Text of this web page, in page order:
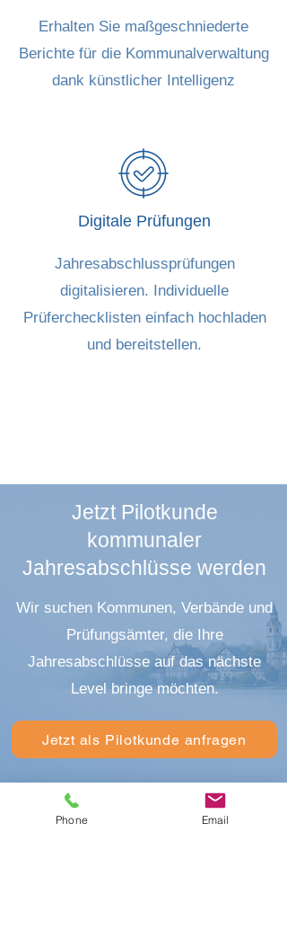
Erhalten Sie maßgeschniederte
Berichte für die Kommunalverwaltung
dank künstlicher Intelligenz
Digitale Prüfungen
Jahresabschlussprüfungen
digitalisieren. Individuelle
Prüferchecklisten einfach hochladen
und bereitstellen.
Jetzt Pilotkunde
kommunaler
Jahresabschlüsse werden
Wir suchen Kommunen, Verbände und
Prüfungsämter, die Ihre
Jahresabschlüsse auf das nächste
Level bringe möchten.
Jetzt als Pilotkunde anfragen
Städte & Gemeinden
Phone Email